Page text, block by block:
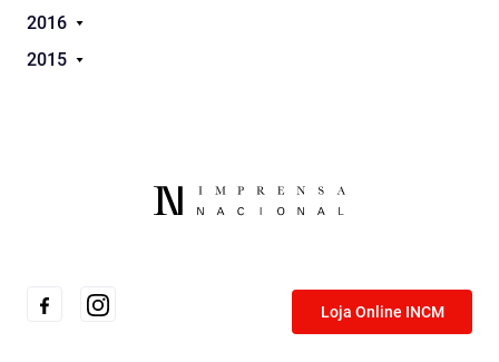
2016
2015
Loja Online INCM